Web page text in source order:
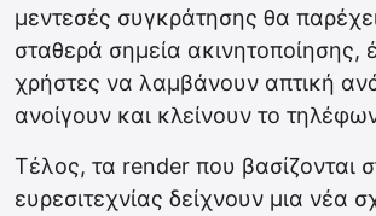
μεντεσές συγκράτησης θα
σταθερά σημεία ακινητοποίησης,
χρήστες να λαμβάνουν απτική
ανοίγουν και κλείνουν το
Τέλος, τα render που βασίζονται
ευρεσιτεχνίας δείχνουν μια νέα